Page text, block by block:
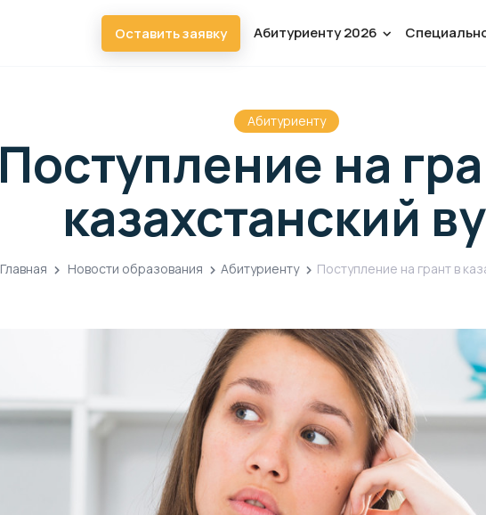
Оставить заявку Абитуриенту 2026
Абитуриенту
Поступление на
казахстанский
Главная Новости образования Абитуриенту Поступление на грант в